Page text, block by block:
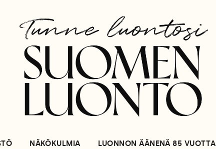
NÄKÖKULMIA LUONNON ÄÄNENÄ 85 VUOTTA